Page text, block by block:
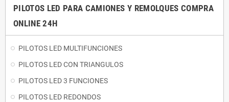
PILOTOS LED PARA CAMIONES Y REMOLQUES COMPRA
ONLINE 24H
PILOTOS LED MULTIFUNCIONES
PILOTOS LED CON TRIANGULOS
PILOTOS LED 3 FUNCIONES
PILOTOS LED REDONDOS